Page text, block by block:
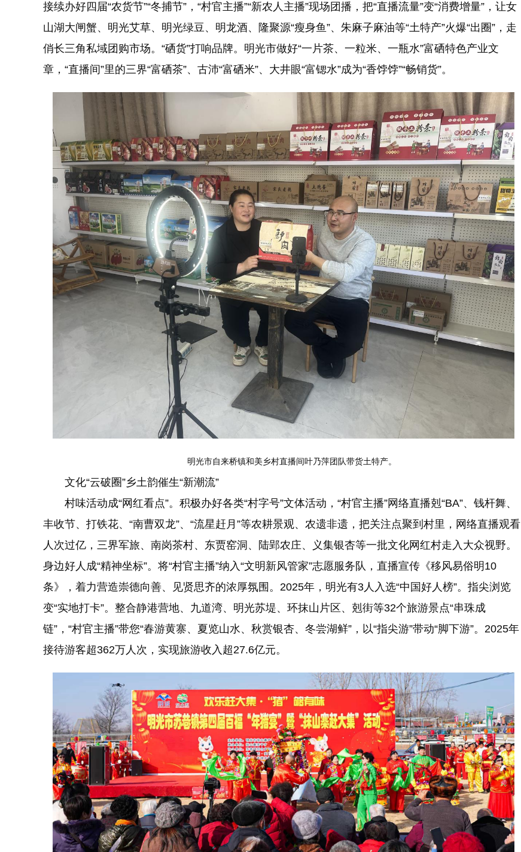
接续办好四届“农货节”“冬捕节”，“村官主播”“新农人主播”现场团播，把“直播流量”变“消费增量”，让女
山湖大闸蟹、明光艾草、明光绿豆、明龙酒、隆聚源“瘦身鱼”、朱麻子麻油等“土特产”火爆“出圈”，走
俏长三角私域团购市场。“硒货”打响品牌。明光市做好“一片茶、一粒米、一瓶水”富硒特色产业文
章，“直播间”里的三界“富硒茶”、古沛“富硒米”、大井眼“富锶水”成为“香饽饽”“畅销货”。
明光市自来桥镇和美乡村直播间叶乃萍团队带货土特产。
文化“云破圈”乡土韵催生“新潮流”
村味活动成“网红看点”。积极办好各类“村字号”文体活动，“村官主播”网络直播剋“BA”、钱杆舞、
丰收节、打铁花、“南曹双龙”、“流星赶月”等农耕景观、农遗非遗，把关注点聚到村里，网络直播观看
人次过亿，三界军旅、南岗茶村、东贾窑洞、陆郢农庄、义集银杏等一批文化网红村走入大众视野。
身边好人成“精神坐标”。将“村官主播”纳入“文明新风管家”志愿服务队，直播宣传《移风易俗明10
条》，着力营造崇德向善、见贤思齐的浓厚氛围。2025年，明光有3人入选“中国好人榜”。指尖浏览
变“实地打卡”。整合静港营地、九道湾、明光苏堤、环抹山片区、剋街等32个旅游景点“串珠成
链”，“村官主播”带您“春游黄寨、夏览山水、秋赏银杏、冬尝湖鲜”，以“指尖游”带动“脚下游”。2025年
接待游客超362万人次，实现旅游收入超27.6亿元。